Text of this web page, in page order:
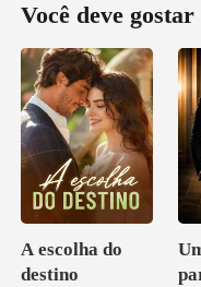
Você deve gostar
A escolha do
destino